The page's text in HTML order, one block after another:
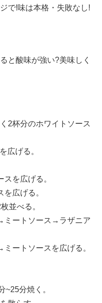
で!味は本格・失敗なし!
と酸味が強い?美味しく
2杯分のホワイトソース
広げる。
を広げる。
広げる。
並べる。
ミートソース→ラザニア
ートソースを広げる。
分焼く。